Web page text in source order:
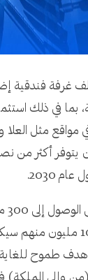
ستصبح 150 ألف غرفة
بما في ذلك
مواقع مثل العلا
يتوفر أكثر من
2030.
بحلول عام 2030، 100
طموح للغاية